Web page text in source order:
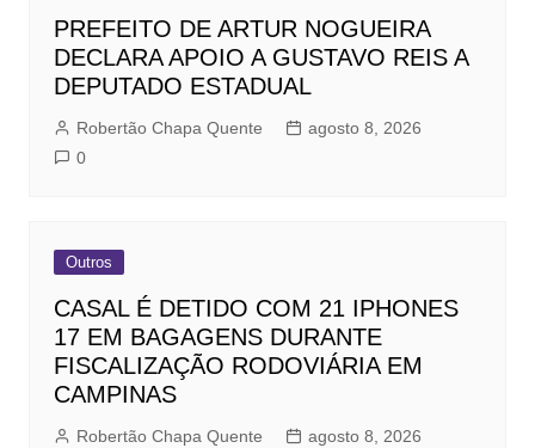
PREFEITO DE ARTUR NOGUEIRA
DECLARA APOIO A GUSTAVO REIS A
DEPUTADO ESTADUAL
Robertão Chapa Quente
agosto 8, 2026
0
Outros
CASAL É DETIDO COM 21 IPHONES
17 EM BAGAGENS DURANTE
FISCALIZAÇÃO RODOVIÁRIA EM
CAMPINAS
Robertão Chapa Quente
agosto 8, 2026